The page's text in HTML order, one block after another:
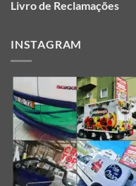
Livro de Reclamações
INSTAGRAM